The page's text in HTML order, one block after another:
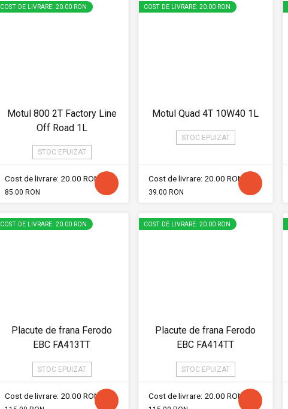
COST DE LIVRARE: 20.00 RON
Motul 800 2T Factory Line
Off Road 1L
STOC EPUIZAT
Cost de livrare: 20.00 RON
85.00 RON
COST DE LIVRARE: 20.00 RON
Motul Quad 4T 10W40 1L
STOC EPUIZAT
Cost de livrare: 20.00 RON
39.00 RON
COST DE LIVRARE: 20.00 RON
Placute de frana Ferodo
EBC FA413TT
STOC EPUIZAT
Cost de livrare: 20.00 RON
COST DE LIVRARE: 20.00 RON
Placute de frana Ferodo
EBC FA414TT
STOC EPUIZAT
Cost de livrare: 20.00 RON